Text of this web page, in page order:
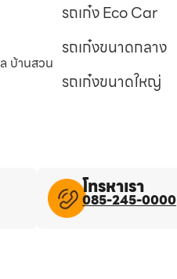
บ้านสวน
รถเก๋ง Eco Car
รถเก๋งขนาดกลาง
รถเก๋งขนาดใหญ่
โทรหาเรา
085-245-0000